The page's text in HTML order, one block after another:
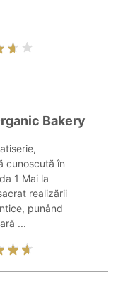
Bakery
cunoscută în
1 Mai la
realizării
punând
...